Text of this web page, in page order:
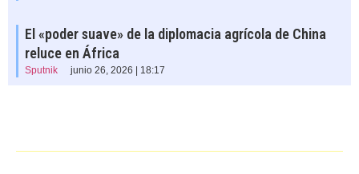
El «poder suave» de la diplomacia agrícola de China
reluce en África
Sputnik junio 26, 2026 | 18:17